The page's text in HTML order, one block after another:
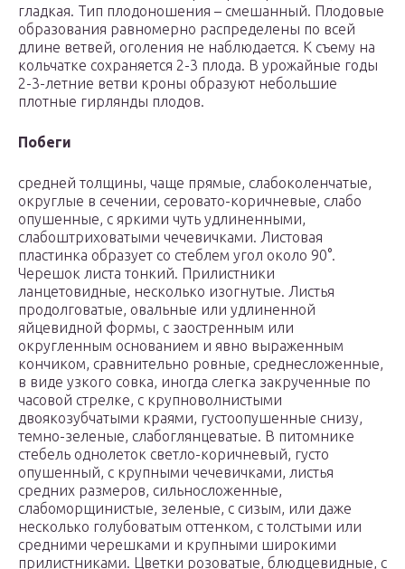
гладкая. Тип плодоношения – смешанный. Плодовые
образования равномерно распределены по всей
длине ветвей, оголения не наблюдается. К съему на
кольчатке сохраняется 2-3 плода. В урожайные годы
2-3-летние ветви кроны образуют небольшие
плотные гирлянды плодов.
Побеги
средней толщины, чаще прямые, слабоколенчатые,
округлые в сечении, серовато-коричневые, слабо
опушенные, с яркими чуть удлиненными,
слабоштриховатыми чечевичками. Листовая
пластинка образует со стеблем угол около 90°.
Черешок листа тонкий. Прилистники
ланцетовидные, несколько изогнутые. Листья
продолговатые, овальные или удлиненной
яйцевидной формы, с заостренным или
округленным основанием и явно выраженным
кончиком, сравнительно ровные, среднесложенные,
в виде узкого совка, иногда слегка закрученные по
часовой стрелке, с крупноволнистыми
двоякозубчатыми краями, густоопушенные снизу,
темно-зеленые, слабоглянцеватые. В питомнике
стебель однолеток светло-коричневый, густо
опушенный, с крупными чечевичками, листья
средних размеров, сильносложенные,
слабоморщинистые, зеленые, с сизым, или даже
несколько голубоватым оттенком, с толстыми или
средними черешками и крупными широкими
прилистниками. Цветки розоватые, блюдцевидные, с